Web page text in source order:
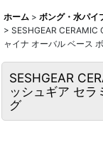
ホーム > ボング・水パイ
> SESHGEAR CERAMIC
ャイナ オーバル ベース
SESHGEAR
ッシュギア セ
グ